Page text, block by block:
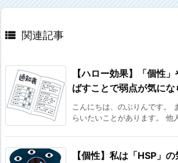
 関連記事
【ハロー効果】「個性
ばすことで弱点が気にな
こんにちは、のぶりんです。
らいたいことがあります。 他
【個性】私は「HSP」